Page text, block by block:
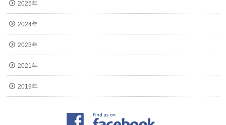
2025年
2024年
2023年
2021年
2019年